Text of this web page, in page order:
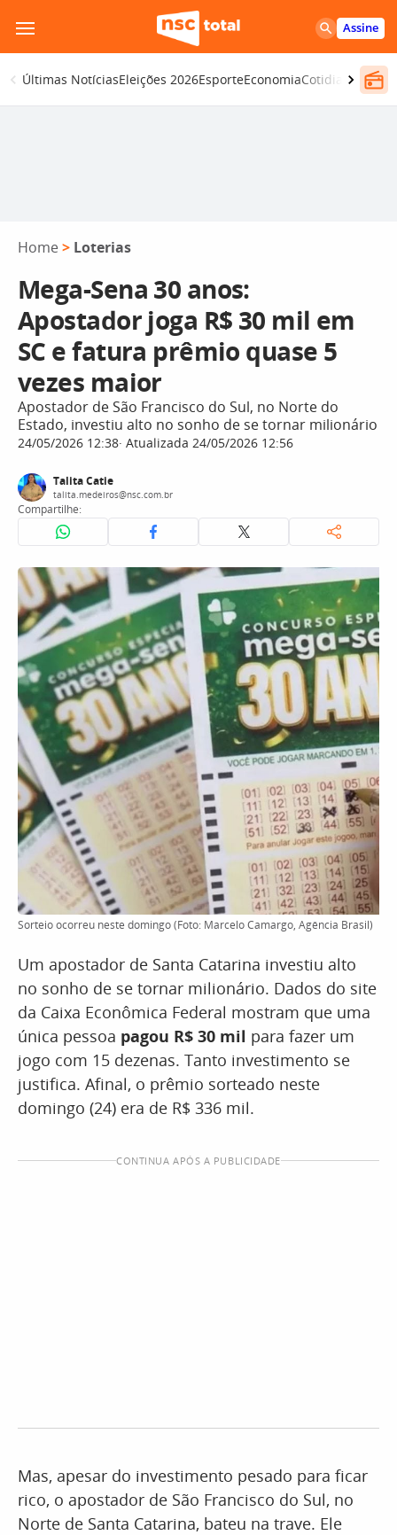
para
o
conteúdo
Assine
Últimas NotíciasEleições 2026EsporteEconomiaCotidiano
Home > Loterias
Mega-Sena 30 anos:
Apostador joga R$ 30 mil em
SC e fatura prêmio quase 5
vezes maior
Apostador de São Francisco do Sul, no Norte do
Estado, investiu alto no sonho de se tornar milionário
24/05/2026 12:38 Atualizada 24/05/2026 12:56
Talita Catie
talita.medeiros@nsc.com.br
Compartilhe:
Sorteio ocorreu neste domingo (Foto: Marcelo Camargo, Agência Brasil)
Um apostador de Santa Catarina investiu alto
no sonho de se tornar milionário. Dados do site
da Caixa Econômica Federal mostram que uma
única pessoa pagou R$ 30 mil para fazer um
jogo com 15 dezenas. Tanto investimento se
justifica. Afinal, o prêmio sorteado neste
domingo (24) era de R$ 336 mil.
CONTINUA APÓS A PUBLICIDADE
Mas, apesar do investimento pesado para ficar
rico, o apostador de São Francisco do Sul, no
Norte de Santa Catarina, bateu na trave. Ele